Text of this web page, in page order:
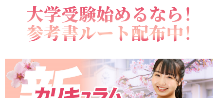
大学受験始めるなら！
参考書ルート配布中！